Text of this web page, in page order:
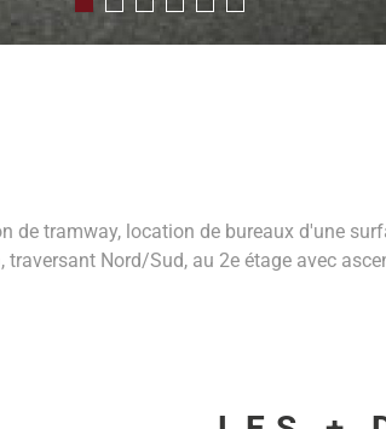
tramway, location de bureaux d'une
Nord/Sud, au 2e étage avec